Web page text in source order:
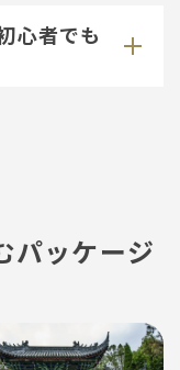
心者でも
パッケージ